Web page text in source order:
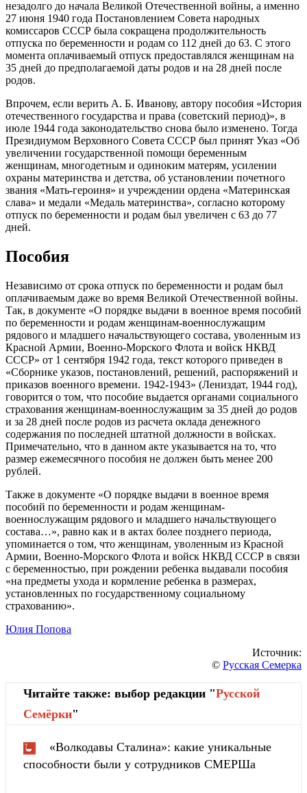
незадолго до начала Великой Отечественной войны, а именно
27 июня 1940 года Постановлением Совета народных
комиссаров СССР была сокращена продолжительность
отпуска по беременности и родам со 112 дней до 63. С этого
момента оплачиваемый отпуск предоставлялся женщинам на
35 дней до предполагаемой даты родов и на 28 дней после
родов.
Впрочем, если верить А. Б. Иванову, автору пособия «История
отечественного государства и права (советский период)», в
июле 1944 года законодательство снова было изменено. Тогда
Президиумом Верховного Совета СССР был принят Указ «Об
увеличении государственной помощи беременным
женщинам, многодетным и одиноким матерям, усилении
охраны материнства и детства, об установлении почетного
звания «Мать-героиня» и учреждении ордена «Материнская
слава» и медали «Медаль материнства», согласно которому
отпуск по беременности и родам был увеличен с 63 до 77
дней.
Пособия
Независимо от срока отпуск по беременности и родам был
оплачиваемым даже во время Великой Отечественной войны.
Так, в документе «О порядке выдачи в военное время пособий
по беременности и родам женщинам-военнослужащим
рядового и младшего начальствующего состава, уволенным из
Красной Армии, Военно-Морского Флота и войск НКВД
СССР» от 1 сентября 1942 года, текст которого приведен в
«Сборнике указов, постановлений, решений, распоряжений и
приказов военного времени. 1942-1943» (Лениздат, 1944 год),
говорится о том, что пособие выдается органами социального
страхования женщинам-военнослужащим за 35 дней до родов
и за 28 дней после родов из расчета оклада денежного
содержания по последней штатной должности в войсках.
Примечательно, что в данном акте указывается на то, что
размер ежемесячного пособия не должен быть менее 200
рублей.
Также в документе «О порядке выдачи в военное время
пособий по беременности и родам женщинам-
военнослужащим рядового и младшего начальствующего
состава…», равно как и в актах более позднего периода,
упоминается о том, что женщинам, уволенным из Красной
Армии, Военно-Морского Флота и войск НКВД СССР в связи
с беременностью, при рождении ребенка выдавали пособия
«на предметы ухода и кормление ребенка в размерах,
установленных по государственному социальному
страхованию».
Юлия Попова
Источник:
© Русская Семерка
Читайте также: выбор редакции "Русской
Cемёрки"
«Волкодавы Сталина»: какие уникальные
способности были у сотрудников СМЕРШа